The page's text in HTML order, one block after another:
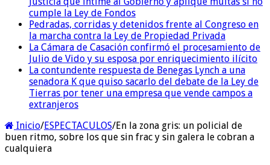
cumple la Ley de Fondos
Pedradas, corridas y detenidos frente al Congreso en
la marcha contra la Ley de Propiedad Privada
La Cámara de Casación confirmó el procesamiento de
Julio de Vido y su esposa por enriquecimiento ilícito
La contundente respuesta de Benegas Lynch a una
senadora K que quiso sacarlo del debate de la Ley de
Tierras por tener una empresa que vende campos a
extranjeros
Inicio/ESPECTACULOS/En la zona gris: un policial de
buen ritmo, sobre los que sin frac y sin galera le cobran a
cualquiera